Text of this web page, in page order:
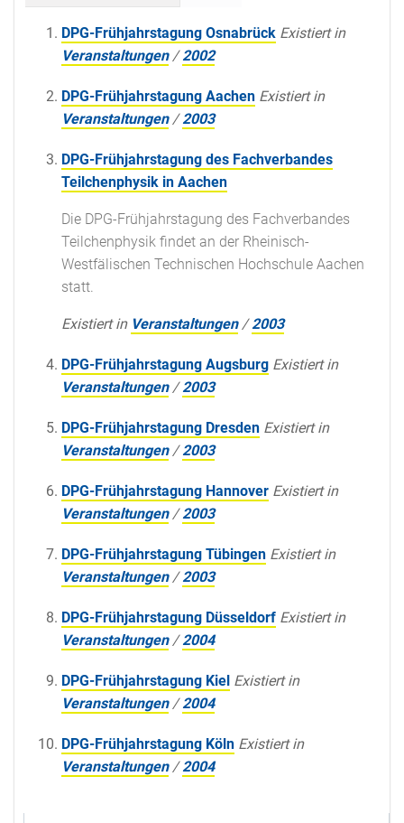
DPG-Frühjahrstagung Osnabrück Existiert in
Veranstaltungen /2002
DPG-Frühjahrstagung Aachen Existiert in
Veranstaltungen /2003
DPG-Frühjahrstagung des Fachverbandes
Teilchenphysik in Aachen
Die DPG-Frühjahrstagung des Fachverbandes
Teilchenphysik findet an der Rheinisch-
Westfälischen Technischen Hochschule Aachen
statt.
Existiert in Veranstaltungen /2003
DPG-Frühjahrstagung Augsburg Existiert in
Veranstaltungen /2003
DPG-Frühjahrstagung Dresden Existiert in
Veranstaltungen /2003
DPG-Frühjahrstagung Hannover Existiert in
Veranstaltungen /2003
DPG-Frühjahrstagung Tübingen Existiert in
Veranstaltungen /2003
DPG-Frühjahrstagung Düsseldorf Existiert in
Veranstaltungen /2004
DPG-Frühjahrstagung Kiel Existiert in
Veranstaltungen /2004
DPG-Frühjahrstagung Köln Existiert in
Veranstaltungen /2004